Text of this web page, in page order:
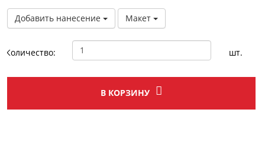
Добавить нанесение Макет
Количество: шт.
В КОРЗИНУ